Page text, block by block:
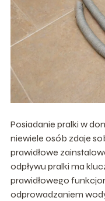
Posiadanie pralki w
niewiele osób zdaje
prawidłowe
odpływu pralki ma
prawidłowego
odprowadzaniem